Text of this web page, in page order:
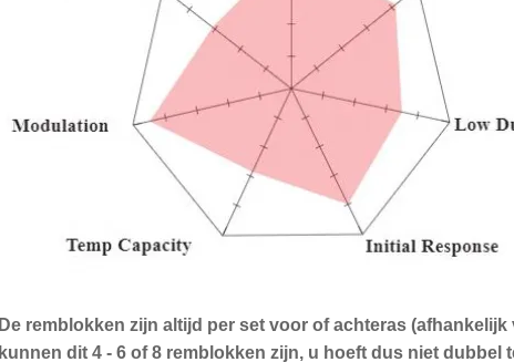
De remblokken zijn altijd per set voor of achteras
kunnen dit 4 - 6 of 8 remblokken zijn, u hoeft dus niet dubbel